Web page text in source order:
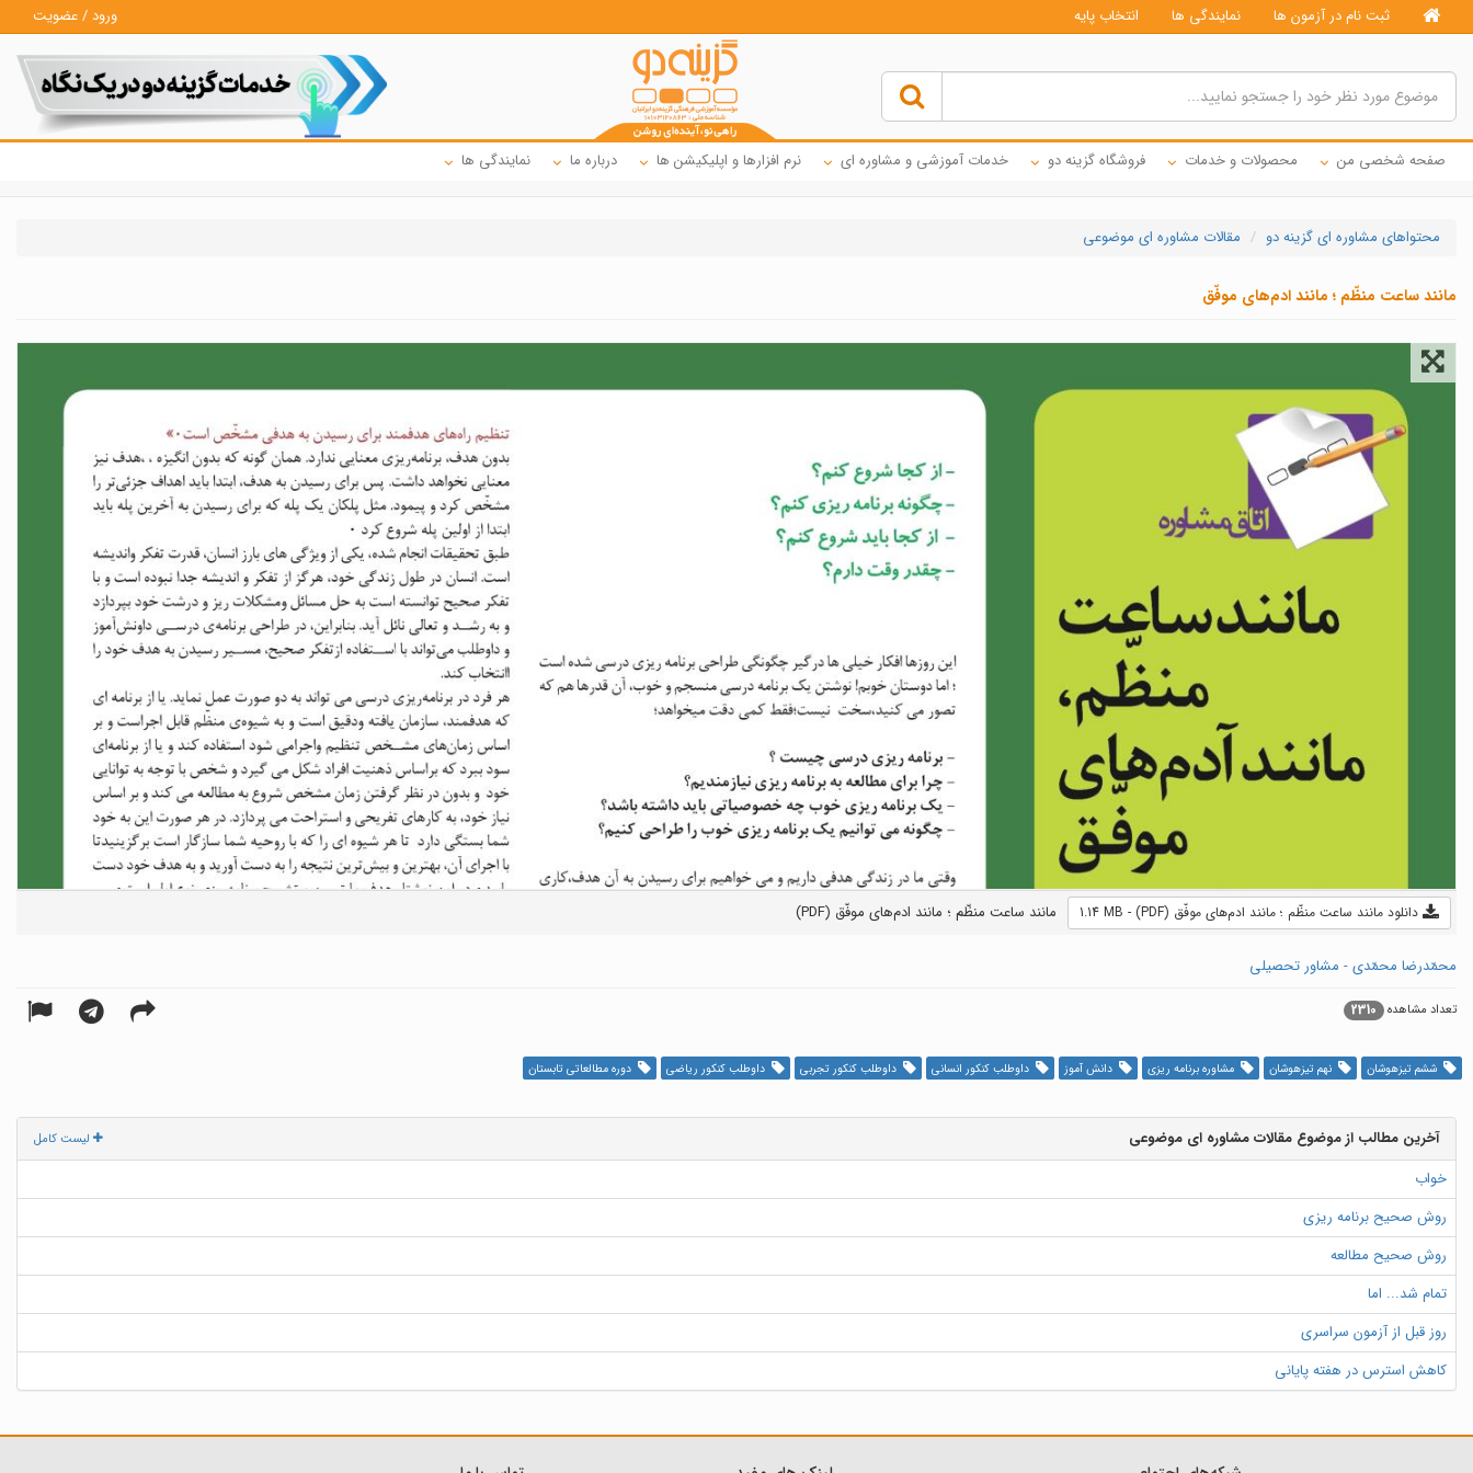
ثبت نام در آزمون ها نمایندگی ها انتخاب پایه ورود / عضویت
صفحه شخصی من محصولات و خدمات فروشگاه گزینه دو خدمات آموزشی و مشاوره ای نرم افزارها و اپلیکیشن ها درباره ما نمایندگی ها
محتواهای مشاوره ای گزینه دو مقالات مشاوره ای موضوعی
مانند ساعت منظّم ؛ مانند ادم‌های موفّق
دانلود مانند ساعت منظّم ؛ مانند ادم‌های موفّق (PDF) - 1.14 MB مانند ساعت منظّم ؛ مانند ادم‌های موفّق (PDF)
محمّدرضا محمّدی - مشاور تحصیلی
تعداد مشاهده 2310
ششم تیزهوشان نهم تیزهوشان مشاوره برنامه ریزی دانش آموز داوطلب کنکور انسانی داوطلب کنکور تجربی داوطلب کنکور ریاضی دوره مطالعاتی تابستان
لیست کامل
آخرین مطالب از موضوع مقالات مشاوره ای موضوعی
خواب
روش صحیح برنامه ریزی
روش صحیح مطالعه
تمام شد... اما
روز قبل از آزمون سراسری
کاهش استرس در هفته پایانی